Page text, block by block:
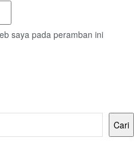
saya pada peramban ini
Cari